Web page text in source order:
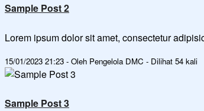
Sample Post 2
Lorem ipsum dolor sit amet, consectetur
15/01/2023 21:23 - Oleh Pengelola DMC - Dilihat 54 kali
Sample Post 3